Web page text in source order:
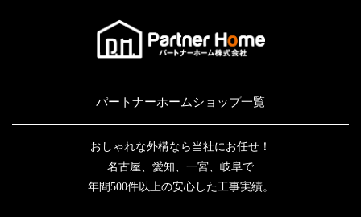
パートナーホームショップ一覧
おしゃれな外構なら当社にお任せ！
名古屋、愛知、一宮、岐阜で
年間500件以上の安心した工事実績。